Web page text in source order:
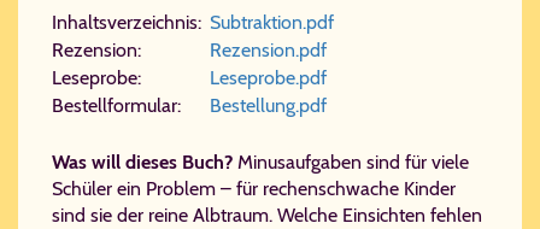
In­halts­ver­zeich­nis: Sub​trak​ti​on.​pdf
Re­zen­si­on:
Re​zen​si​on.​pdf
Le­se­pro­be:
Le​se​pro​be.​pdf
Be­stell­for­mu­lar:
Be​stel​lung.​pdf
Was will dieses Buch? Minusaufgaben sind für viele
Schüler ein Problem – für rechenschwache Kinder
sind sie der reine Albtraum. Welche Einsichten fehlen